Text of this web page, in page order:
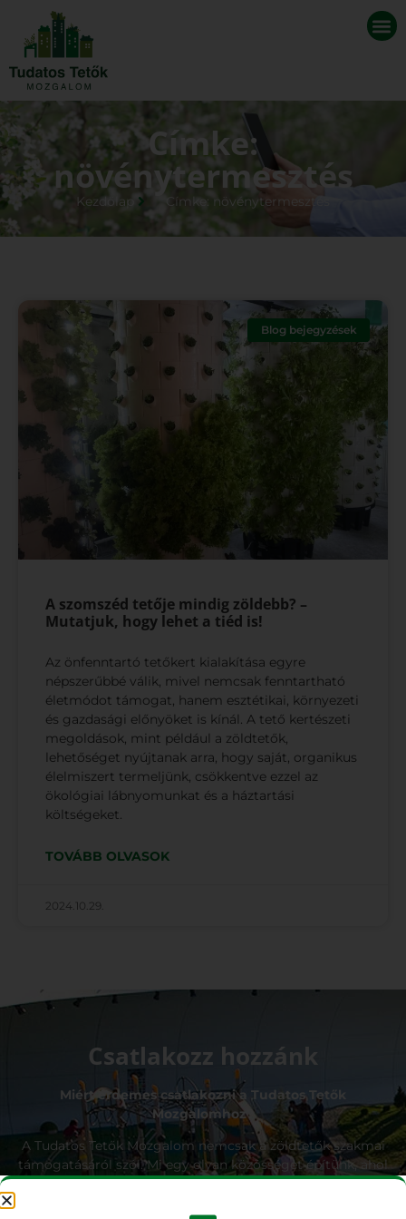
Címke:
növénytermesztés
Kezdőlap Címke: növénytermesztés
Blog bejegyzések
A szomszéd tetője mindig zöldebb? –
Mutatjuk, hogy lehet a tiéd is!
Az önfenntartó tetőkert kialakítása egyre
népszerűbbé válik, mivel nemcsak fenntartható
életmódot támogat, hanem esztétikai, környezeti
és gazdasági előnyöket is kínál. A tető kertészeti
megoldások, mint például a zöldtetők,
lehetőséget nyújtanak arra, hogy saját, organikus
élelmiszert termeljünk, csökkentve ezzel az
ökológiai lábnyomunkat és a háztartási
költségeket.
TOVÁBB OLVASOK
2024.10.29.
Csatlakozz hozzánk
Miért érdemes csatlakozni a Tudatos Tetők
Mozgalomhoz?
A Tudatos Tetők Mozgalom nemcsak a zöldtetők szakmai
támogatásáról szól. Mi egy olyan közösséget építünk, ahol
a tagok megoszthatják tapasztalataikat, tanulhatnak